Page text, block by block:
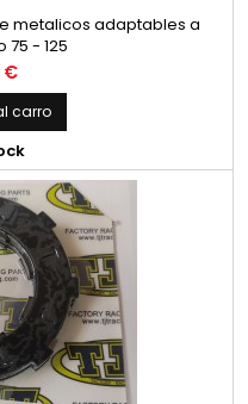
metalicos adaptables a
75 - 125
€
carro